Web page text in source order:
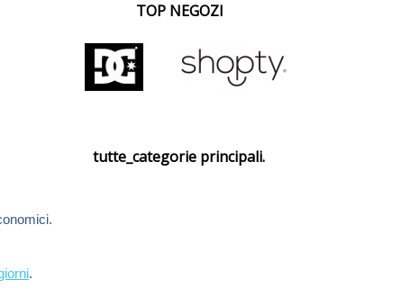
TOP NEGOZI
tutte_categorie principali.
.